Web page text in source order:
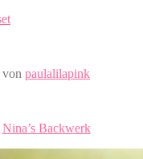
von paulalilapink
Nina’s Backwerk